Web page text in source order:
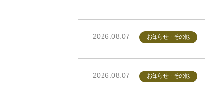
2026.08.07 お知らせ・その他
2026.08.07 お知らせ・その他